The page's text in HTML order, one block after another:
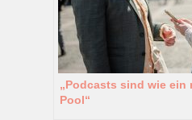
„Podcasts sind wie ein
Pool“